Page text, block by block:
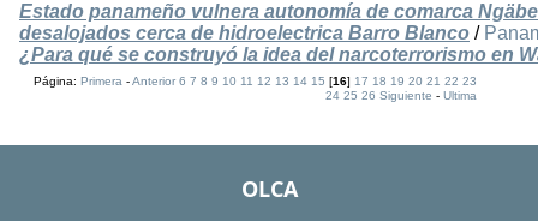
Estado panameño vulnera autonomía de comarca
desalojados cerca de hidroelectrica Barro Blanco /
¿Para qué se construyó la idea del narcoterrorismo en
Página:Primera -Anterior 6 7 8 9 10 11 12 13 14 15 [16]17 18 19 20 21 22 23
24 25 26 Siguiente -Ultima
OLCA